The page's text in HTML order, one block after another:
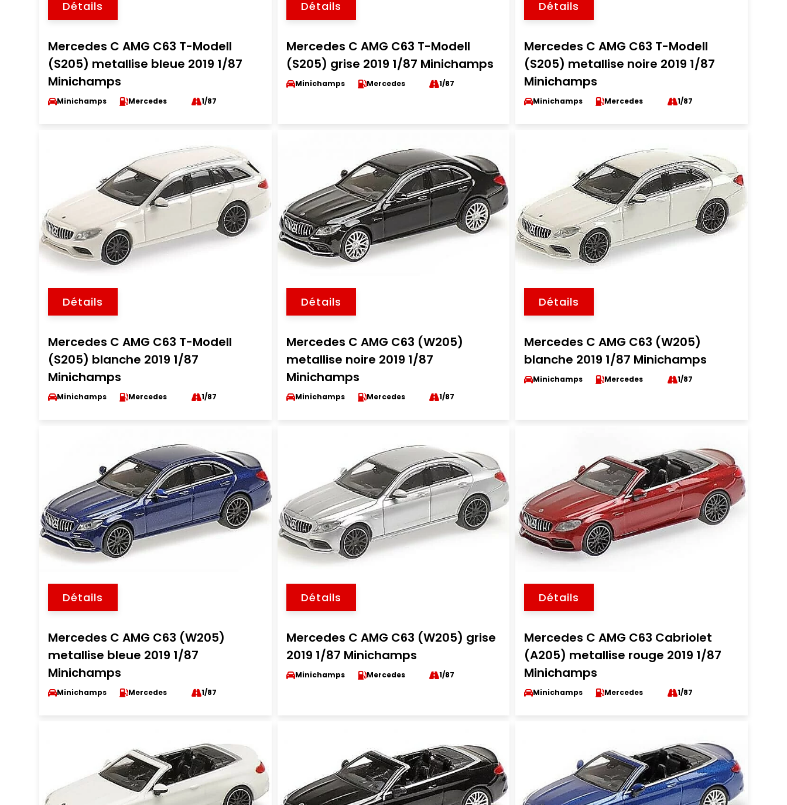
Détails
Mercedes C AMG C63 T-Modell
(S205) metallise bleue 2019 1/87
Minichamps
Minichamps Mercedes 1/87
Détails
Mercedes C AMG C63 T-Modell
(S205) grise 2019 1/87 Minichamps
Minichamps Mercedes 1/87
Détails
Mercedes C AMG C63 T-Modell
(S205) metallise noire 2019 1/87
Minichamps
Minichamps Mercedes 1/87
Détails
Mercedes C AMG C63 T-Modell
(S205) blanche 2019 1/87
Minichamps
Minichamps Mercedes 1/87
Détails
Mercedes C AMG C63 (W205)
metallise noire 2019 1/87
Minichamps
Minichamps Mercedes 1/87
Détails
Mercedes C AMG C63 (W205)
blanche 2019 1/87 Minichamps
Minichamps Mercedes 1/87
Détails
Mercedes C AMG C63 (W205)
metallise bleue 2019 1/87
Minichamps
Minichamps Mercedes 1/87
Détails
Mercedes C AMG C63 (W205) grise
2019 1/87 Minichamps
Minichamps Mercedes 1/87
Détails
Mercedes C AMG C63 Cabriolet
(A205) metallise rouge 2019 1/87
Minichamps
Minichamps Mercedes 1/87